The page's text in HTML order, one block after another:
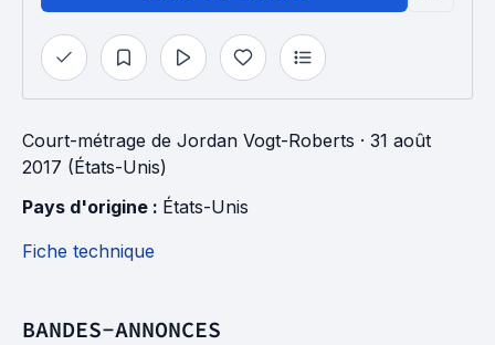
Court-métrage de Jordan Vogt-Roberts · 31 août
2017 (États-Unis)
Pays d'origine : États-Unis
Fiche technique
BANDES-ANNONCES